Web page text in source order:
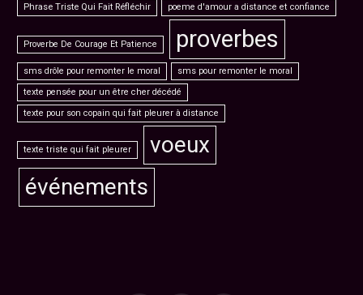
Phrase Triste Qui Fait Réfléchir
poeme d'amour a distance et confiance
Proverbe De Courage Et Patience proverbes
sms drôle pour remonter le moral
sms pour remonter le moral
texte pensée pour un être cher décédé
texte pour son copain qui fait pleurer à distance
texte triste qui fait pleurer
voeux
événements